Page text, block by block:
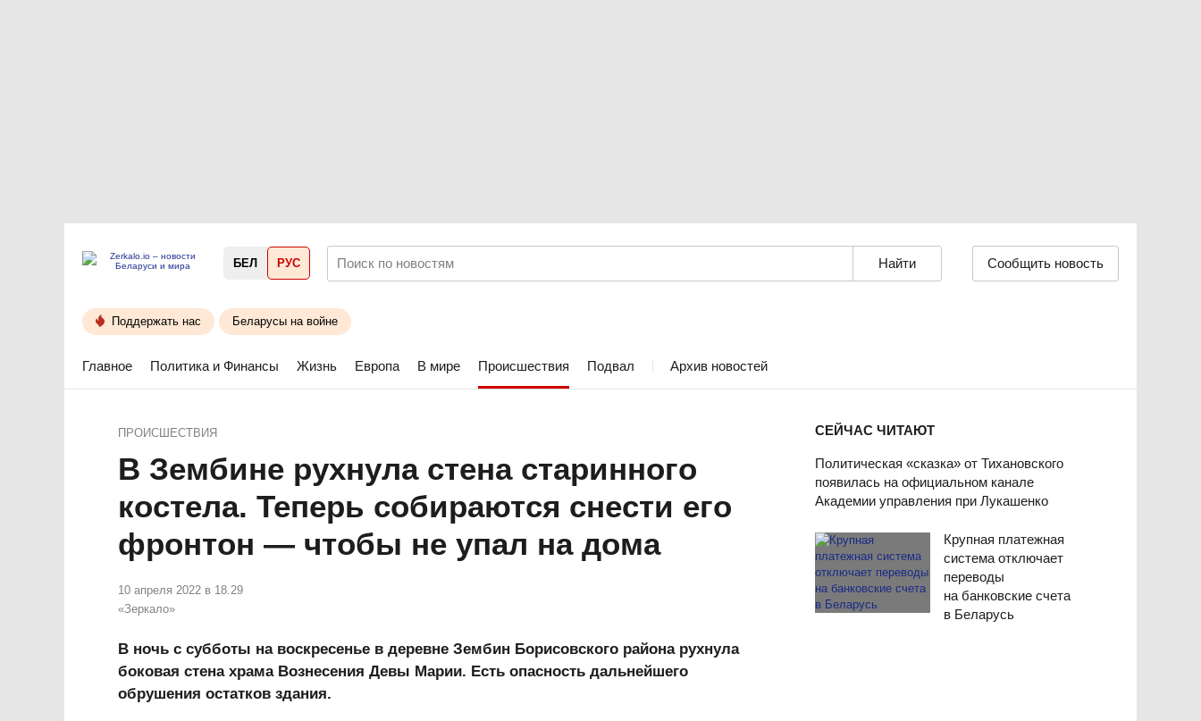
БЕЛ РУС Сообщить новость
Поддержать нас Беларусы на войне
Главное Политика и Финансы Жизнь Европа В мире Происшествия Подвал Архив новостей
СЕЙЧАС ЧИТАЮТ
Политическая «сказка» от Тихановского
появилась на официальном канале
Академии управления при Лукашенко
Крупная платежная
система отключает
переводы
на банковские счета
в Беларусь
ПРОИСШЕСТВИЯ
В Зембине рухнула стена старинного
костела. Теперь собираются снести его
фронтон — чтобы не упал на дома
10 апреля 2022 в 18.29
«Зеркало»
В ночь с субботы на воскресенье в деревне Зембин Борисовского района рухнула
боковая стена храма Вознесения Девы Марии. Есть опасность дальнейшего
обрушения остатков здания.